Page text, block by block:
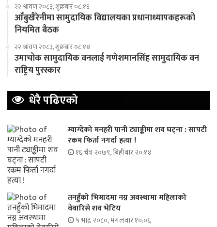
२२ श्रावण २०८३, शुक्रबार ०८:१६
आँबुखैरेनीमा सामुदायिक विद्यालयका प्रधानाध्यापकहरूको
नियमित बैठक
२२ श्रावण २०८३, शुक्रबार ०८:१४
उमाचोक सामुदायिक वनलाई गणेशमानसिंह सामुदायिक वन
राष्ट्रिय पुरस्कार
धेरै पढिएको
म्याग्देको मनहरी पानी ट्याङ्कीमा शव घट्ना : सापटी
रकम फिर्ता नगर्दा हत्या !
१६ चैत्र २०७९, बिहीबार २०:१४
तनहुँको भिमादमा नग्न अवस्थामा महिलाको
वेवारिसे शव भेटिय
५ भाद्र २०८०, मंगलवार १०:०६